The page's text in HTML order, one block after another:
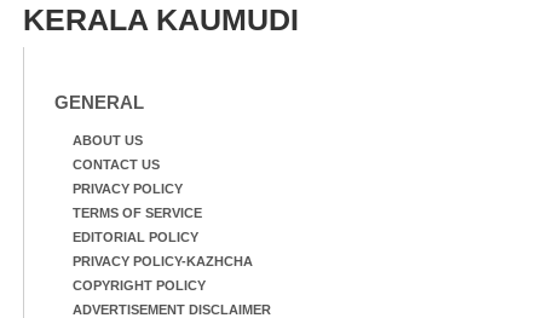
KERALA KAUMUDI
GENERAL
ABOUT US
CONTACT US
PRIVACY POLICY
TERMS OF SERVICE
EDITORIAL POLICY
PRIVACY POLICY-KAZHCHA
COPYRIGHT POLICY
ADVERTISEMENT DISCLAIMER